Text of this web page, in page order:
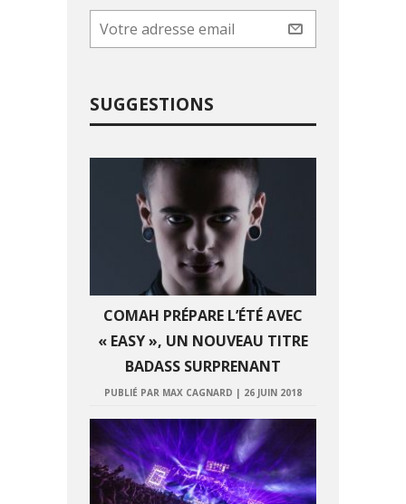
SUGGESTIONS
COMAH PRÉPARE L’ÉTÉ AVEC
« EASY », UN NOUVEAU TITRE
BADASS SURPRENANT
PUBLIÉ PAR MAX CAGNARD | 26 JUIN 2018